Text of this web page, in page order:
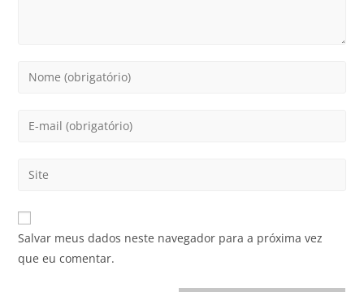
Salvar meus dados neste navegador para a próxima vez
que eu comentar.